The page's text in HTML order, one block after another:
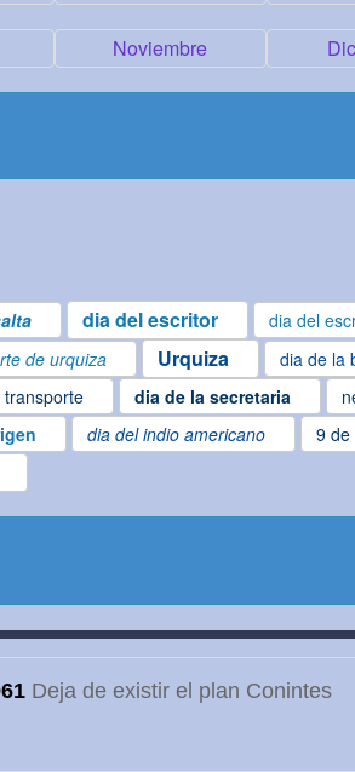
Noviembre
dia del escritor
dia del
de urquiza Urquiza
dia de la
transporte dia de la secretaria
dia del indio americano 9 de
Deja de existir el plan Conintes